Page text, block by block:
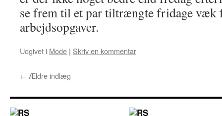
se frem til et par tiltrængte fridage væk
arbejdsopgaver.
Udgivet i Mode | Skriv en kommentar
← Ældre indlæg